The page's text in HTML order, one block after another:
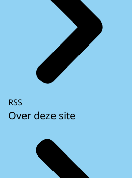
RSS
Over deze site